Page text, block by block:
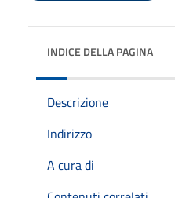
INDICE DELLA PAGINA
Descrizione
Indirizzo
A cura di